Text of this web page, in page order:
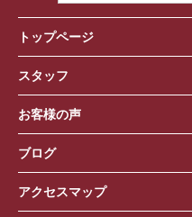
トップページ
スタッフ
お客様の声
ブログ
アクセスマップ